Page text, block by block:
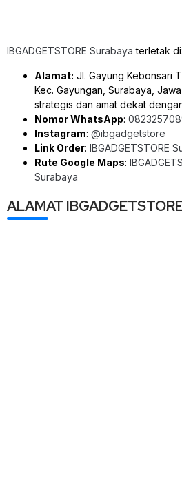
IBGADGETSTORE Surabaya terletak di:
Alamat: Jl. Gayung Kebonsari
Kec. Gayungan, Surabaya,
strategis dan amat dekat
Nomor WhatsApp:
Instagram: @ibgadgetstore
Link Order: IBGADGETSTORE
Rute Google Maps:
Surabaya
ALAMAT